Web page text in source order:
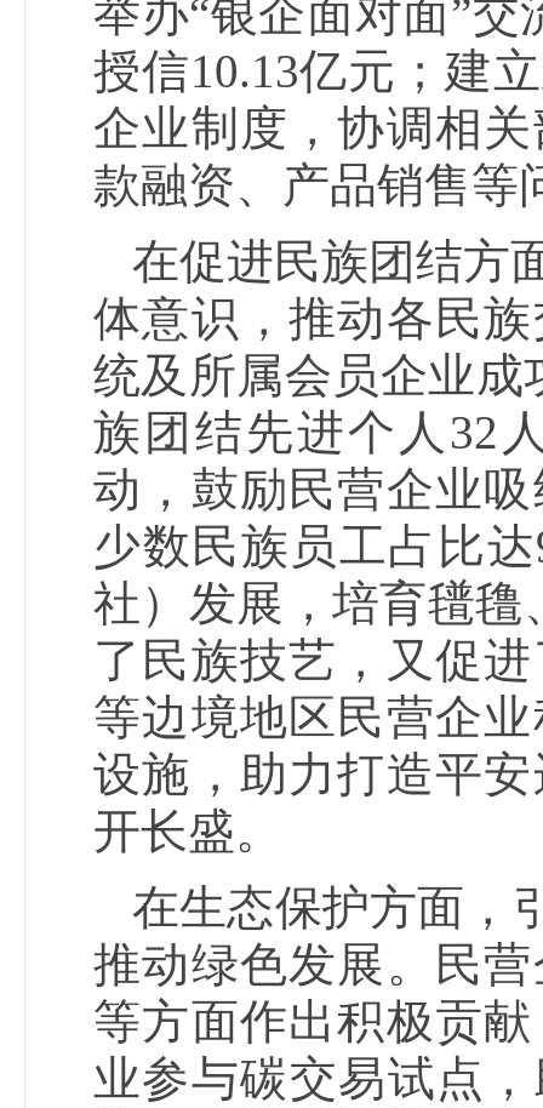
举办“银企面对面”
授信10.13亿元；建
企业制度，协调相
款融资、产品销售等
在促进民族团结方
体意识，推动各民
统及所属会员企业成
族团结先进个人32
动，鼓励民营企业
少数民族员工占比
社）发展，培育氆氇
了民族技艺，又促
等边境地区民营企
设施，助力打造平
开长盛。
在生态保护方面，
推动绿色发展。民
等方面作出积极贡
业参与碳交易试点